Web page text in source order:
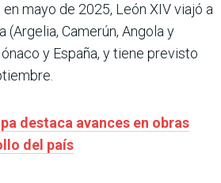
mayo de 2025, León XIV viajó a
(Argelia, Camerún, Angola y
y España, y tiene previsto
destaca avances en obras
del país